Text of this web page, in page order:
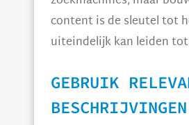
content is de sleutel tot
uiteindelijk kan leiden tot
GEBRUIK